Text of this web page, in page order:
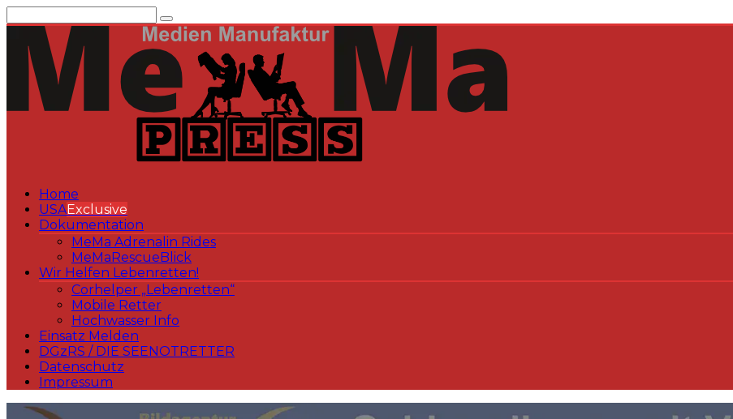
Inhalt
springen
Home
USAExclusive
Dokumentation
MeMa Adrenalin Rides
MeMaRescueBlick
Wir Helfen Lebenretten!
Corhelper „Lebenretten“
Mobile Retter
Hochwasser Info
Einsatz Melden
DGzRS / DIE SEENOTRETTER
Datenschutz
Impressum